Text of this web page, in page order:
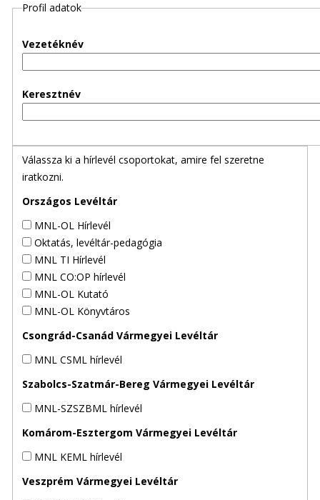
eProfil adatok
Vezetéknév
Keresztnév
Válassza ki a hírlevél csoportokat, amire fel szeretne
iratkozni.
Országos Levéltár
MNL-OL Hírlevél
Oktatás, levéltár-pedagógia
MNL TI Hírlevél
MNL CO:OP hírlevél
MNL-OL Kutató
MNL-OL Könyvtáros
Csongrád-Csanád Vármegyei Levéltár
MNL CSML hírlevél
Szabolcs-Szatmár-Bereg Vármegyei Levéltár
MNL-SZSZBML hírlevél
Komárom-Esztergom Vármegyei Levéltár
MNL KEML hírlevél
Veszprém Vármegyei Levéltár